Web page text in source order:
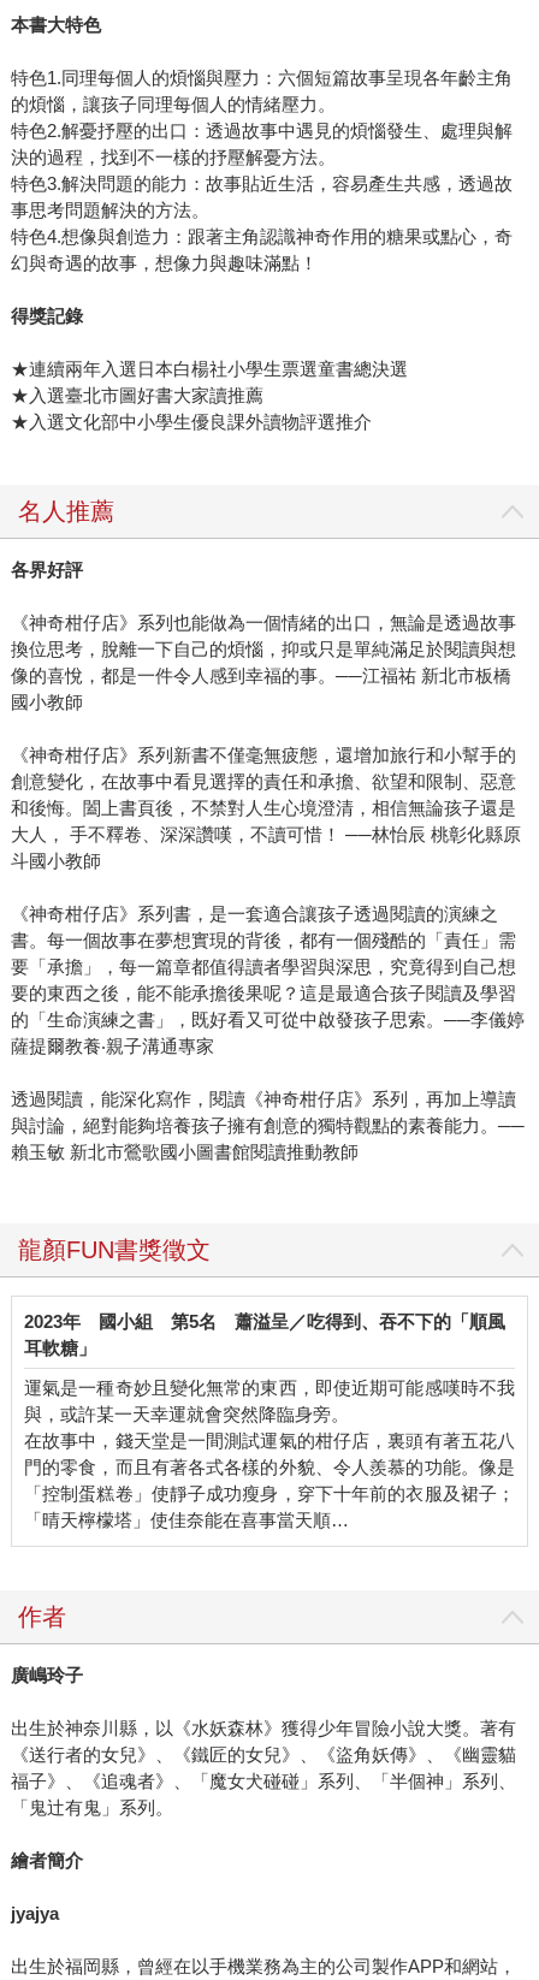
本書大特色
特色1.同理每個人的煩惱與壓力：六個短篇故事呈現各年齡主角
的煩惱，讓孩子同理每個人的情緒壓力。
特色2.解憂抒壓的出口：透過故事中遇見的煩惱發生、處理與解
決的過程，找到不一樣的抒壓解憂方法。
特色3.解決問題的能力：故事貼近生活，容易產生共感，透過故
事思考問題解決的方法。
特色4.想像與創造力：跟著主角認識神奇作用的糖果或點心，奇
幻與奇遇的故事，想像力與趣味滿點！
得獎記錄
★連續兩年入選日本白楊社小學生票選童書總決選
★入選臺北市圖好書大家讀推薦
★入選文化部中小學生優良課外讀物評選推介
名人推薦
各界好評
《神奇柑仔店》系列也能做為一個情緒的出口，無論是透過故事
換位思考，脫離一下自己的煩惱，抑或只是單純滿足於閱讀與想
像的喜悅，都是一件令人感到幸福的事。──江福祐 新北市板橋
國小教師
《神奇柑仔店》系列新書不僅毫無疲態，還增加旅行和小幫手的
創意變化，在故事中看見選擇的責任和承擔、欲望和限制、惡意
和後悔。闔上書頁後，不禁對人生心境澄清，相信無論孩子還是
大人， 手不釋卷、深深讚嘆，不讀可惜！ ──林怡辰 桃彰化縣原
斗國小教師
《神奇柑仔店》系列書，是一套適合讓孩子透過閱讀的演練之
書。每一個故事在夢想實現的背後，都有一個殘酷的「責任」需
要「承擔」，每一篇章都值得讀者學習與深思，究竟得到自己想
要的東西之後，能不能承擔後果呢？這是最適合孩子閱讀及學習
的「生命演練之書」，既好看又可從中啟發孩子思索。──李儀婷
薩提爾教養‧親子溝通專家
透過閱讀，能深化寫作，閱讀《神奇柑仔店》系列，再加上導讀
與討論，絕對能夠培養孩子擁有創意的獨特觀點的素養能力。──
賴玉敏 新北市鶯歌國小圖書館閱讀推動教師
龍顏FUN書獎徵文
2023年 國小組 第5名 蕭溢呈／吃得到、吞不下的「順風
耳軟糖」
運氣是一種奇妙且變化無常的東西，即使近期可能感嘆時不我
與，或許某一天幸運就會突然降臨身旁。
在故事中，錢天堂是一間測試運氣的柑仔店，裏頭有著五花八
門的零食，而且有著各式各樣的外貌、令人羨慕的功能。像是
「控制蛋糕卷」使靜子成功瘦身，穿下十年前的衣服及裙子；
「晴天檸檬塔」使佳奈能在喜事當天順…
作者
廣嶋玲子
出生於神奈川縣，以《水妖森林》獲得少年冒險小說大獎。著有
《送行者的女兒》、《鐵匠的女兒》、《盜角妖傳》、《幽靈貓
福子》、《追魂者》、「魔女犬碰碰」系列、「半個神」系列、
「鬼辻有鬼」系列。
繪者簡介
jyajya
出生於福岡縣，曾經在以手機業務為主的公司製作APP和網站，